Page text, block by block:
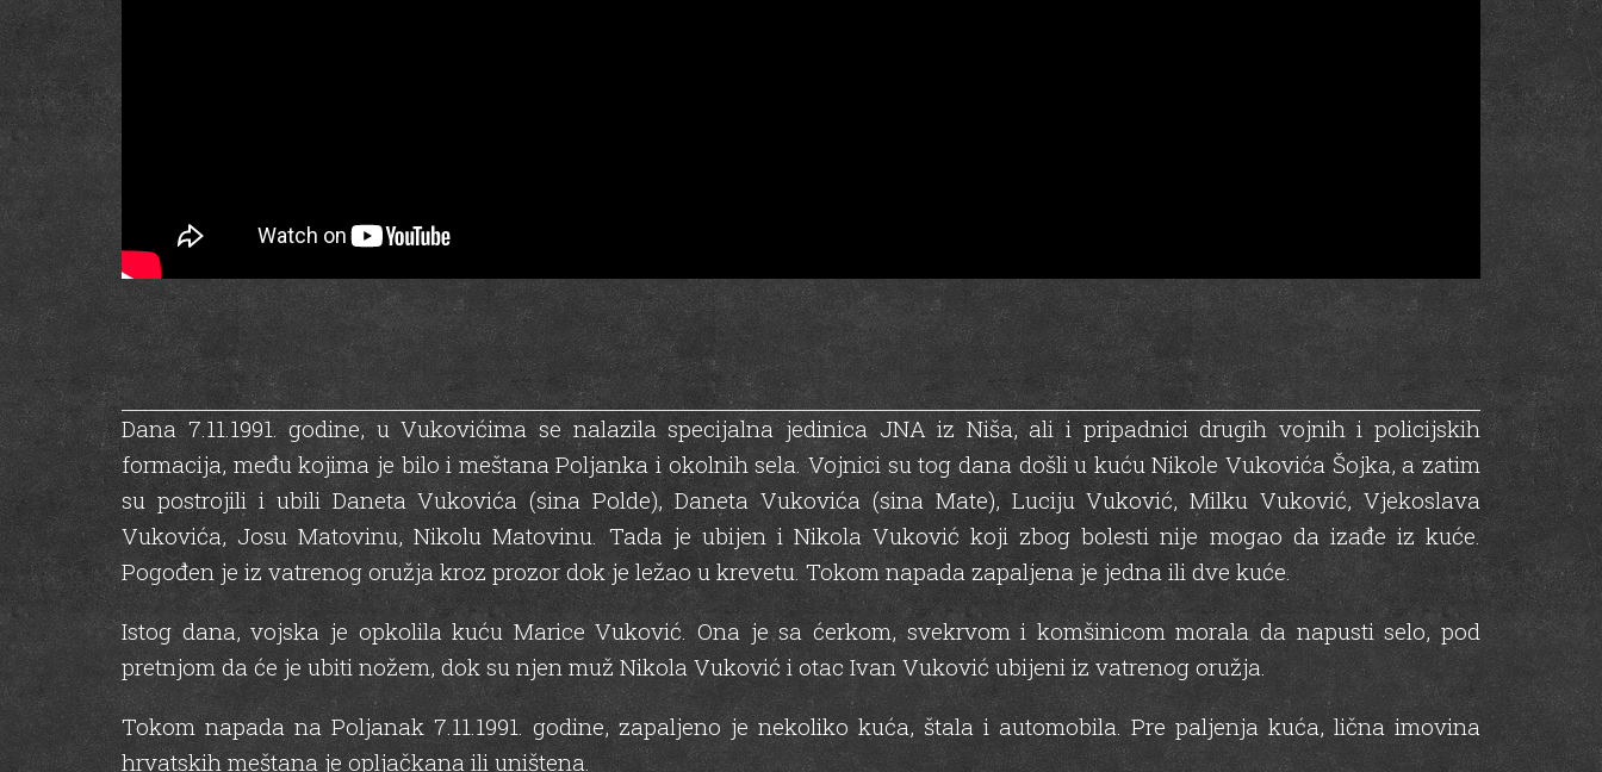
Dana 7.11.1991. godine, u Vukovićima se nalazila specijalna jedinica JNA iz Niša, ali i pripadnici drugih vojnih i policijskih
formacija, među kojima je bilo i meštana Poljanka i okolnih sela. Vojnici su tog dana došli u kuću Nikole Vukovića Šojka, a zatim
su postrojili i ubili Daneta Vukovića (sina Polde), Daneta Vukovića (sina Mate), Luciju Vuković, Milku Vuković, Vjekoslava
Vukovića, Josu Matovinu, Nikolu Matovinu. Tada je ubijen i Nikola Vuković koji zbog bolesti nije mogao da izađe iz kuće.
Pogođen je iz vatrenog oružja kroz prozor dok je ležao u krevetu. Tokom napada zapaljena je jedna ili dve kuće.
Istog dana, vojska je opkolila kuću Marice Vuković. Ona je sa ćerkom, svekrvom i komšinicom morala da napusti selo, pod
pretnjom da će je ubiti nožem, dok su njen muž Nikola Vuković i otac Ivan Vuković ubijeni iz vatrenog oružja.
Tokom napada na Poljanak 7.11.1991. godine, zapaljeno je nekoliko kuća, štala i automobila. Pre paljenja kuća, lična imovina
hrvatskih meštana je opljačkana ili uništena.